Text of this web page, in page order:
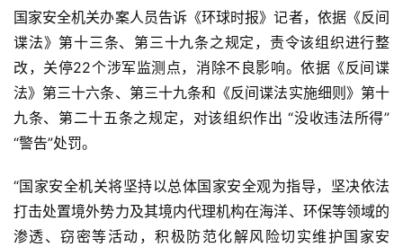
国家安全机关办案人员告诉《环球时报》记者，依据《反间
谍法》第十三条、第三十九条之规定，责令该组织进行整
改，关停22个涉军监测点，消除不良影响。依据《反间谍
法》第三十六条、第三十九条和《反间谍法实施细则》第十
九条、第二十五条之规定，对该组织作出 “没收违法所得”
“警告”处罚。
“国家安全机关将坚持以总体国家安全观为指导，坚决依法
打击处置境外势力及其境内代理机构在海洋、环保等领域的
渗透、窃密等活动，积极防范化解风险切实维护国家安